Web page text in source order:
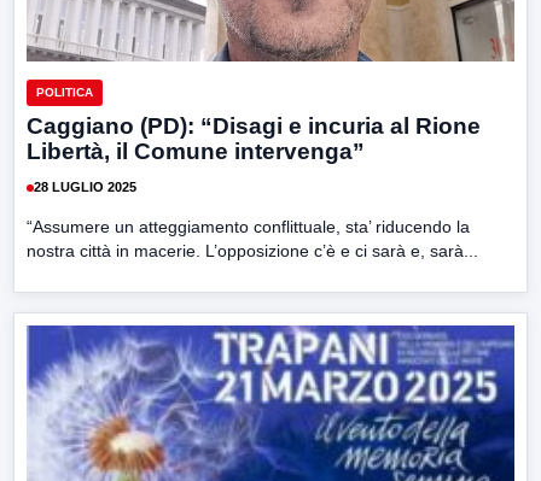
POLITICA
Caggiano (PD): “Disagi e incuria al Rione
Libertà, il Comune intervenga”
28 LUGLIO 2025
“Assumere un atteggiamento conflittuale, sta’ riducendo la
nostra città in macerie. L’opposizione c’è e ci sarà e, sarà...